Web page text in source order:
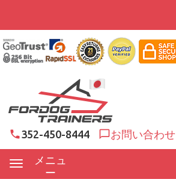
352-450-8444 お問い合わせ
メニュ
ー